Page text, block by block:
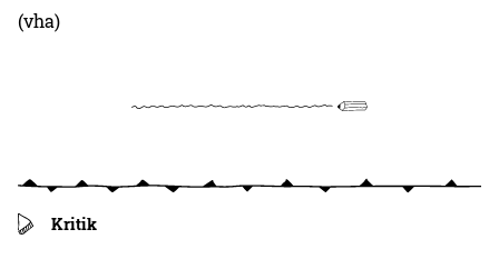
(vha)
Kritik